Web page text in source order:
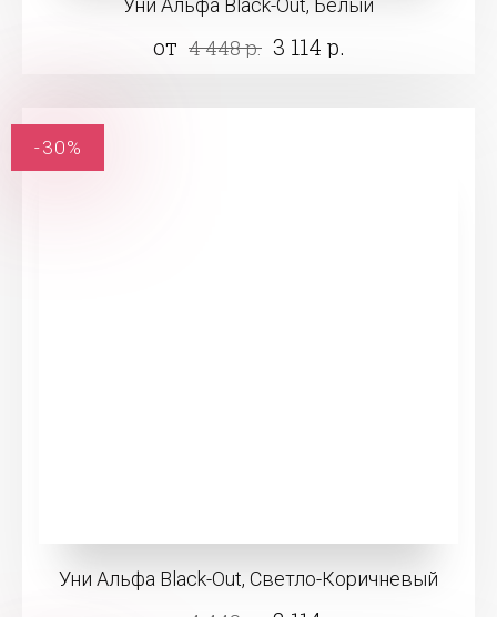
Уни Альфа Black-Out, Белый
от 4 448 р. 3 114 р.
Уни Альфа Black-Out, Светло-Коричневый
-30%